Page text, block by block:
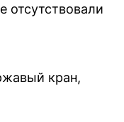
отсутствовали
кран,